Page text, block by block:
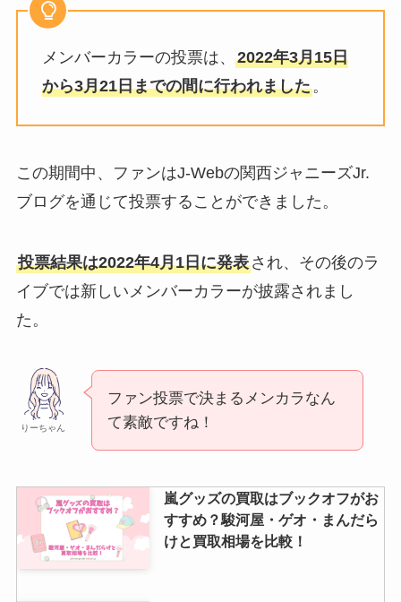
メンバーカラーの投票は、 2022年3月15日
から3月21日までの間に行われました。
この期間中、ファンはJ-Webの関西ジャニーズJr.
ブログを通じて投票することができました。
投票結果は2022年4月1日に発表され、その後のラ
イブでは新しいメンバーカラーが披露されまし
た。
りーちゃん
ファン投票で決まるメンカラなん
て素敵ですね！
嵐グッズの買取はブックオフがお
すすめ？駿河屋・ゲオ・まんだら
けと買取相場を比較！